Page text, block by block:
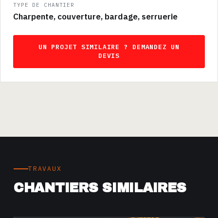
TYPE DE CHANTIER
Charpente, couverture, bardage, serruerie
UN PROJET SIMILAIRE ? DEMANDEZ UN
DEVIS
TRAVAUX
CHANTIERS SIMILAIRES